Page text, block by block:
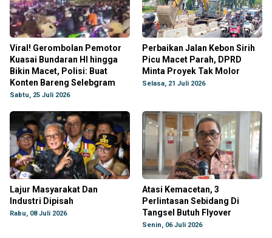
Viral! Gerombolan Pemotor
Kuasai Bundaran HI hingga
Bikin Macet, Polisi: Buat
Konten Bareng Selebgram
Sabtu, 25 Juli 2026
Perbaikan Jalan Kebon Sirih
Picu Macet Parah, DPRD
Minta Proyek Tak Molor
Selasa, 21 Juli 2026
Lajur Masyarakat Dan
Industri Dipisah
Rabu, 08 Juli 2026
Atasi Kemacetan, 3
Perlintasan Sebidang Di
Tangsel Butuh Flyover
Senin, 06 Juli 2026